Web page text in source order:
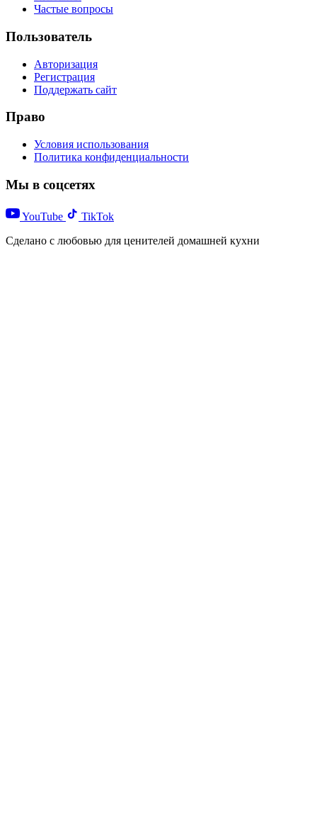
Частые вопросы
Пользователь
Авторизация
Регистрация
Поддержать сайт
Право
Условия использования
Политика конфиденциальности
Мы в соцсетях
YouTube
TikTok
Сделано с любовью для ценителей домашней кухни